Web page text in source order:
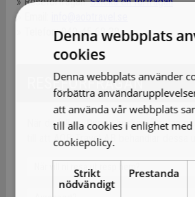
» Email:
» Telefon: 040-45 69 30
RESEFÖRFRÅGAN
När du fyller i Övriga önskemål rutan
till att AOB Travel AB behandlar dessa
Denna webbplats
cookies
Denna webbplats använder
förbättra
att använda vår webbplats
till alla cookies i enlighet med
cookiepolicy.
Strikt
nödvändigt
Prestanda